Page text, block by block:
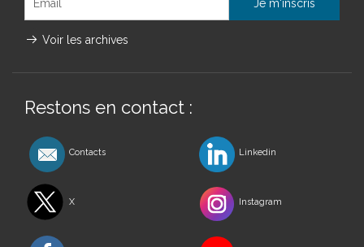
Voir les archives
Restons en contact :
Contacts Linkedin
X Instagram